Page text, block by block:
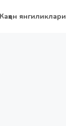
янгиликлари